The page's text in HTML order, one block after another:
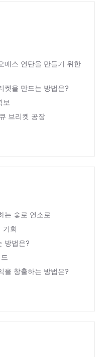
매스 연탄을 만들기 위한
켓을 만드는 방법은?
보
브리켓 공장
는 숯로 연소로
기회
방법은?
을 창출하는 방법은?